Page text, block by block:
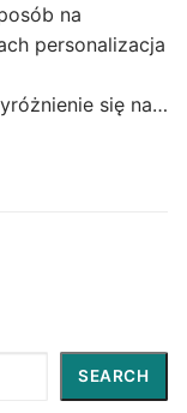
na
personalizacja
się na…
SEARCH